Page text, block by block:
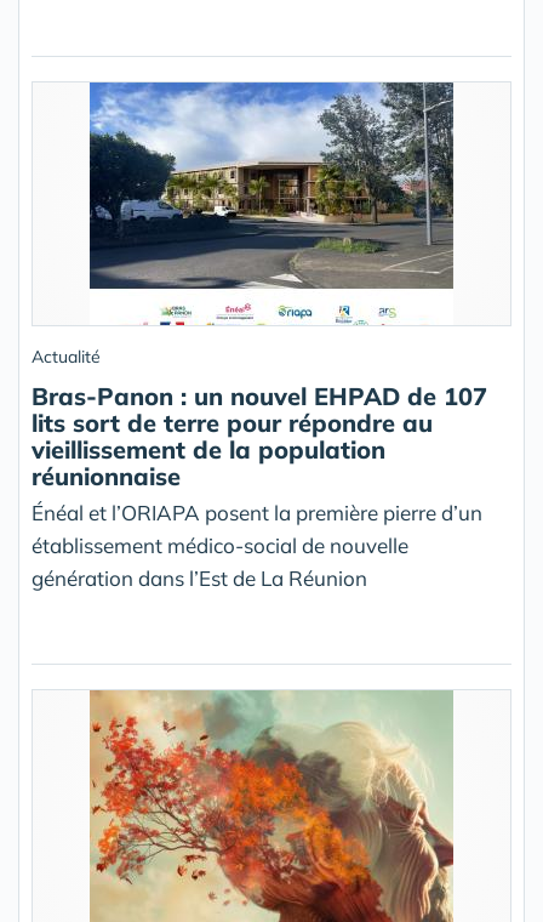
Actualité
Bras-Panon : un nouvel EHPAD de 107
lits sort de terre pour répondre au
vieillissement de la population
réunionnaise
Énéal et l’ORIAPA posent la première pierre d’un
établissement médico-social de nouvelle
génération dans l’Est de La Réunion